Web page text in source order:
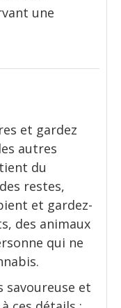
une
et gardez
autres
du
restes,
et gardez-
des animaux
qui ne
savoureuse et